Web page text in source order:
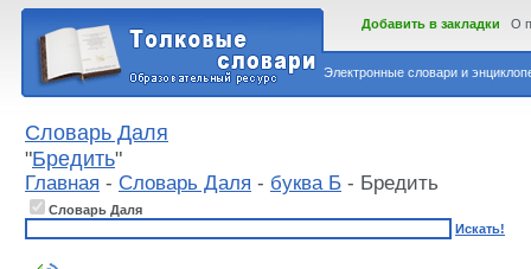
Электронные словари и
Добавить в закладки О
Словарь Даля
"Бредить"
Главная - Словарь Даля - буква Б - Бредить
Словарь Даля
Искать!